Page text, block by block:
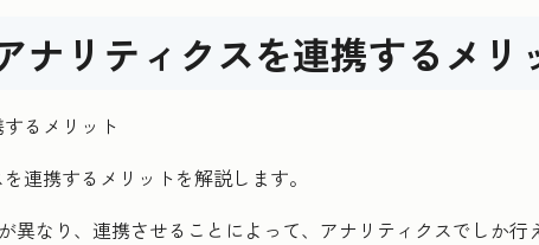
ナリティクスを連携するメリ
連携するメリットを解説します。
異なり、連携させることによって、アナリティクスでしか行